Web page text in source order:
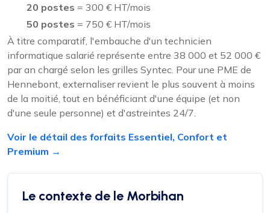
20 postes = 300 € HT/mois
50 postes = 750 € HT/mois
À titre comparatif, l'embauche d'un technicien
informatique salarié représente entre 38 000 et 52 000 €
par an chargé selon les grilles Syntec. Pour une PME de
Hennebont, externaliser revient le plus souvent à moins
de la moitié, tout en bénéficiant d'une équipe (et non
d'une seule personne) et d'astreintes 24/7.
Voir le détail des forfaits Essentiel, Confort et
Premium →
Le contexte de le Morbihan